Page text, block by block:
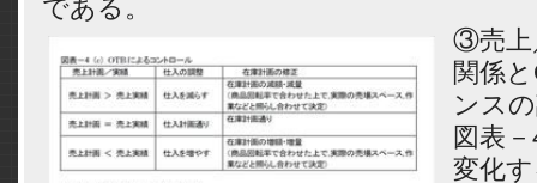
である。
③売上
関係
ンス
図表
変化